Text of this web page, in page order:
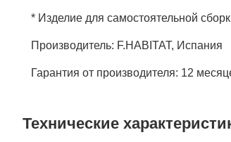
* Изделие для самостоятельной
Производитель: F.HABITAT, Испания
Гарантия от производителя: 12
Технические